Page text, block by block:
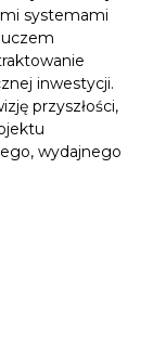
systemami
inwestycji.
przyszłości,
wydajnego